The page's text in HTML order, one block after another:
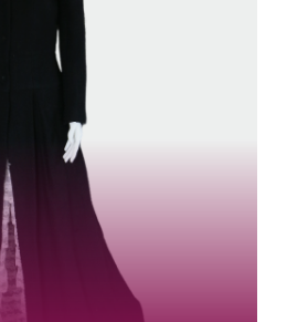
SL-022